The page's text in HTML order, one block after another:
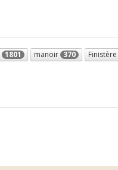
1801 manoir 370 Finistère